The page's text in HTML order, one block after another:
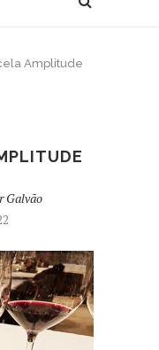
Amplitude
Galvão